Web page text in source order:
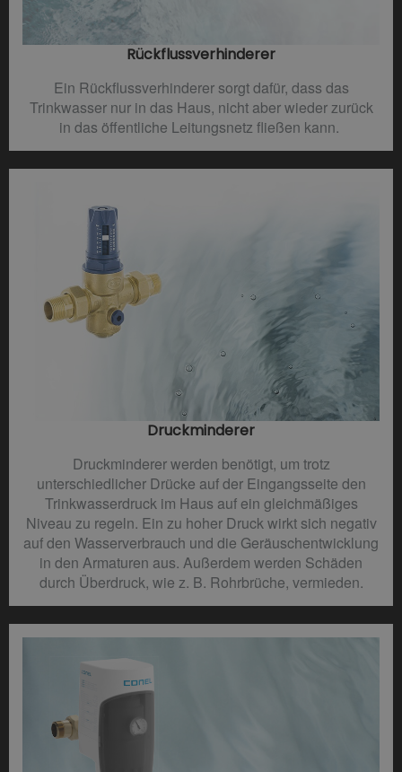
Rückflussverhinderer​
Ein Rückflussverhinderer sorgt dafür, dass das
Trinkwasser nur in das Haus, nicht aber wieder zurück
in das öffentliche Leitungsnetz fließen kann.
Druckminderer​
Druckminderer werden benötigt, um trotz
unterschiedlicher Drücke auf der Eingangsseite den
Trinkwasserdruck im Haus auf ein gleichmäßiges
Niveau zu regeln. Ein zu hoher Druck wirkt sich negativ
auf den Wasserverbrauch und die Geräuschentwicklung
in den Armaturen aus. Außerdem werden Schäden
durch Überdruck, wie z. B. Rohrbrüche, vermieden.